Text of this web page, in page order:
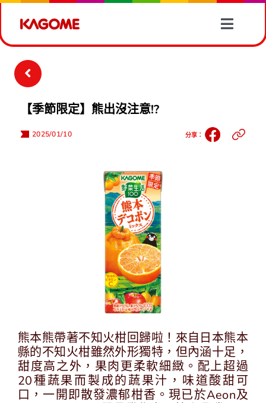
content
Toggle
蔬菜資訊
【季節限定】熊出沒注意!?
2025/01/10 分享：
熊本熊帶著不知火柑回歸啦！來自日本熊本
縣的不知火柑雖然外形獨特，但內涵十足，
甜度高之外，果肉更柔軟細緻。配上超過
20種蔬果而製成的蔬果汁，味道酸甜可
口，一開即散發濃郁柑香。現已於Aeon及